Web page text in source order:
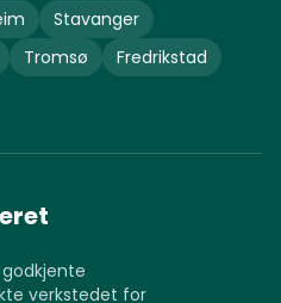
Stavanger
Tromsø
Fredrikstad
verkstedet for